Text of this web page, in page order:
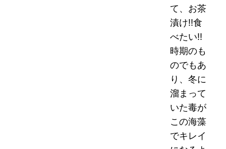
て、お茶
漬け!!食
べたい!!
時期のも
のでもあ
り、冬に
溜まって
いた毒が
この海藻
でキレイ